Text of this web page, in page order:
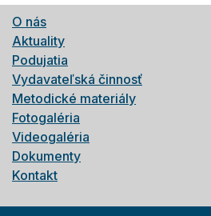
O nás
Aktuality
Podujatia
Vydavateľská činnosť
Metodické materiály
Fotogaléria
Videogaléria
Dokumenty
Kontakt